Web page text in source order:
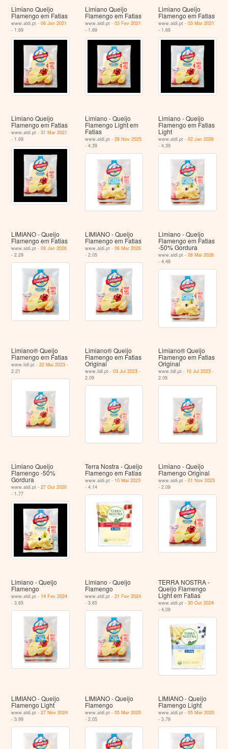
Limiano Queijo
Flamengo em Fatias
www.aldi.pt -06 Jan 2021
- 1.69
Limiano Queijo
Flamengo em Fatias
www.aldi.pt - 03 Fev 2021
- 1.69
Limiano Queijo
Flamengo em Fatias
www.aldi.pt -03 Mar 2021
- 1.69
Limiano Queijo
Flamengo em Fatias
www.aldi.pt -31 Mar 2021
- 1.69
Limiano - Queijo
Flamengo Light em
Fatias
www.aldi.pt - 28 Nov 2025
- 4.39
Limiano - Queijo
Flamengo em Fatias
Light
www.aldi.pt -02 Jan 2026
- 4.39
LIMIANO - Queijo
Flamengo em Fatias
www.aldi.pt -09 Jan 2026
- 2.29
LIMIANO - Queijo
Flamengo em Fatias
www.aldi.pt - 06 Mar 2026
- 2.05
Limiano - Queijo
Flamengo em Fatias
-50% Gordura
www.aldi.pt -08 Mai 2026
- 4.49
Limiano® Queijo
Flamengo em Fatias
www.lidl.pt -22 Mai 2023 -
2.21
Limiano® Queijo
Flamengo em Fatias
Original
www.lidl.pt - 03 Jul 2023-
2.09
Limiano® Queijo
Flamengo em Fatias
Original
www.lidl.pt - 10 Jul 2023 -
2.09
Limiano Queijo
Flamengo -50%
Gordura
www.aldi.pt -27 Out 2020
- 1.77
Terra Nostra - Queijo
Flamengo em Fatias
www.aldi.pt - 10 Mai 2023
- 4.14
Limiano - Queijo
Flamengo Original
www.aldi.pt -01 Nov 2023
- 2.09
Limiano - Queijo
Flamengo
www.aldi.pt - 14 Fev 2024
- 3.65
Limiano - Queijo
Flamengo
www.aldi.pt - 21 Fev 2024
- 3.65
TERRA NOSTRA -
Queijo Flamengo
Light em Fatias
www.aldi.pt -30 Out 2024
- 4.09
LIMIANO - Queijo
Flamengo Light
www.aldi.pt -27 Nov 2024
- 3.99
LIMIANO - Queijo
Flamengo
www.aldi.pt - 05 Mar 2025
- 2.05
LIMIANO - Queijo
Flamengo Light
www.aldi.pt -05 Mar 2025
- 3.79